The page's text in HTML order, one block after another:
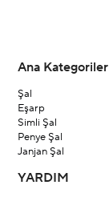
Ana Kategoriler
Şal
Eşarp
Simli Şal
Penye Şal
Janjan Şal
YARDIM